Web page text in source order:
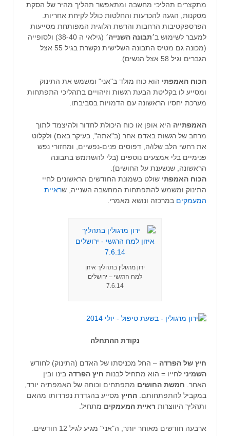
מתקצרים תהליכי מחשבה ומתאפשר תהליך מהיר של הסקת
מסקנות, הגעה להכרעות והחלטות כולל לקיחת אחריות.
הפרספקטיבות הרחבות והרשת הלוגית המפותחת מסייעות
למעבר לשימוש ב׳תבונה השנייה
׳ (גילאי ה 38-40) ולסופייה
(מכונה גם מטיס התבונה השלישית נקשרת בגיל 55 אצל
הגברים וגיל 58 אצל הנשים).
הכוח האמפתי הוא כוח מולד ב"אני" ומשמש את התינוק
ומסייע לו בקליטת הבעת רגשות וזיהויים בתהליכי התפתחות
מערכת יחסיו הראשונה עם הדמויות בסביבתו.
האמפתייה היא אופן או כוח היכולת לחדור ולהיצמד לתוך
מרחב של רגשות באדם אחר (ב"אתה", בעיקר באם) ולקלוט
את רחשי הלב שלו/ה, דפוסים פנים-נפשיים, ומחזורי נפש
פנימיים בלי אמצעים נוספים (בלי להשתמש בתבונה
הראשונה, שנשענת על החושים).
הכוח האמפתי שולט בשמונת החודשים הראשונים לחיי
התינוק ומשמש להתפתחות המחשבה השנייה, שראיית
המעמקים במרכזה ונושא מאמרי.
ירון מרגולין בתהליך איזון
למח הרגשי – ירושלים
7.6.14
נקודת ההתחלה
חיץ של הפרדה – החל מכניסתו של האדם (התינוק) לחודש
השמיני לחייו = הוא מתחיל לבנות חיץ הפרדה בינו ובין
האחר. חמשת החושים מתפתחים וכוחה של האמפתיה יורד,
במקביל להתפתחותם. החיץ מסייע בהגדרת נפרדותו מהאם
ותהליך היווצרות ראיית המעמקים מתחיל.
ארבעה חודשים מאוחר יותר, ה"אני" מגיע לגיל 12 חודשים.